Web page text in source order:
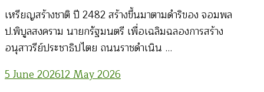
เหรียญสร้างชาติ ปี 2482 สร้างขึ้นมาตามดำริของ จอมพล
ป.พิบูลสงคราม นายกรัฐมนตรี เพื่อเฉลิมฉลองการสร้าง
อนุสาวรีย์ประชาธิปไตย ถนนราชดำเนิน …
5 June 202612 May 2026